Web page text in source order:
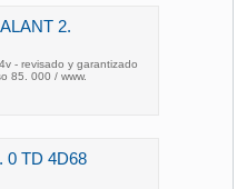
2.
- revisado y garantizado
85. 000 / www.
0 TD 4D68